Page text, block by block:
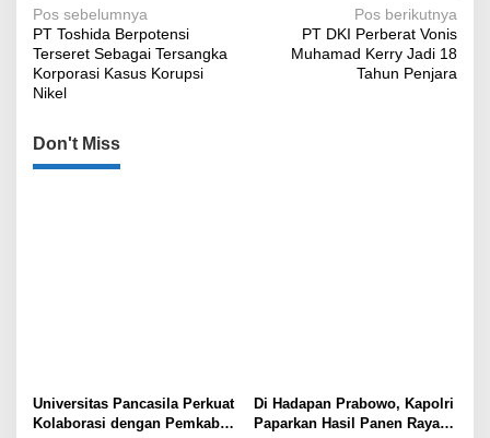
Navigasi
pos
Pos sebelumnya
PT Toshida Berpotensi
Terseret Sebagai Tersangka
Korporasi Kasus Korupsi
Nikel
Pos berikutnya
PT DKI Perberat Vonis
Muhamad Kerry Jadi 18
Tahun Penjara
Don't Miss
Universitas Pancasila Perkuat
Kolaborasi dengan Pemkab
Di Hadapan Prabowo, Kapolri
Paparkan Hasil Panen Raya